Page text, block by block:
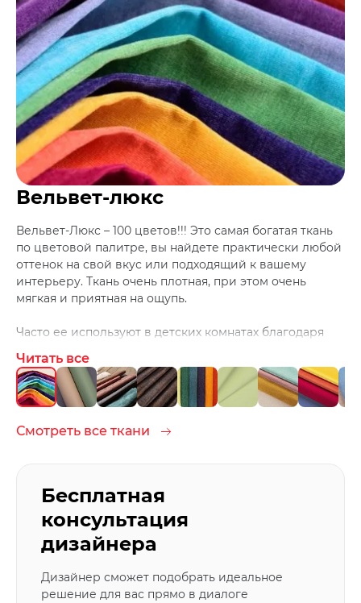
Смотреть все ткани
Вельвет-люкс
Вельвет-Люкс – 100 цветов!!! Это самая богатая ткань
по цветовой палитре, вы найдете практически любой
оттенок на свой вкус или подходящий к вашему
интерьеру. Ткань очень плотная, при этом очень
мягкая и приятная на ощупь.
Часто ее используют в детских комнатах благодаря
дети любят, что-нибудь испачкать ;)
Чистить ткань лучше средствами для домашней
Читать все
Бесплатная
консультация
дизайнера
Дизайнер сможет подобрать идеальное
решение для вас прямо в диалоге